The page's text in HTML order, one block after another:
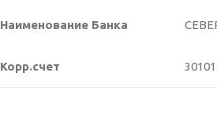
Наименование Банка
Корр.счет